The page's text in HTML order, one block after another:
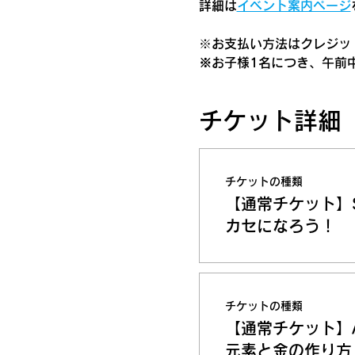
詳細はイベント案内ページ
​※お支払い方法はクレジ
※お子様1名につき、午前
チケット詳細
チケットの種類
【通常チケット
カセになろう！
チケットの種類
【通常チケット
元素と金の作り方